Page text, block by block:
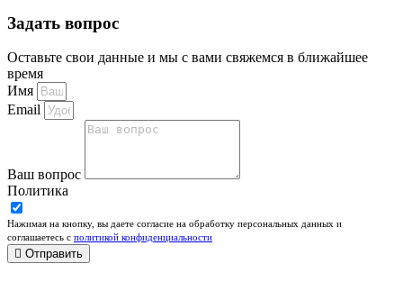
Задать вопрос
Оставьте свои данные и мы с вами свяжемся в ближайшее
время
Имя
Email
Ваш вопрос
Политика
Нажимая на кнопку, вы даете согласие на обработку персональных данных и
соглашаетесь c политикой конфиденциальности
Отправить